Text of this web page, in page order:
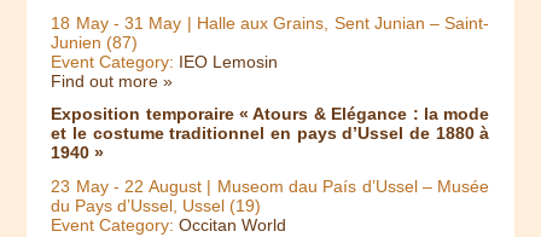
18 May-31 May | Halle aux Grains, Sent Junian – Saint-
Junien (87)
Event Category: IEO Lemosin
Find out more »
Exposition temporaire « Atours & Elégance : la mode
et le costume traditionnel en pays d’Ussel de 1880 à
1940 »
23 May-22 August| Museom dau País d’Ussel – Musée
du Pays d’Ussel, Ussel (19)
Event Category:Occitan World